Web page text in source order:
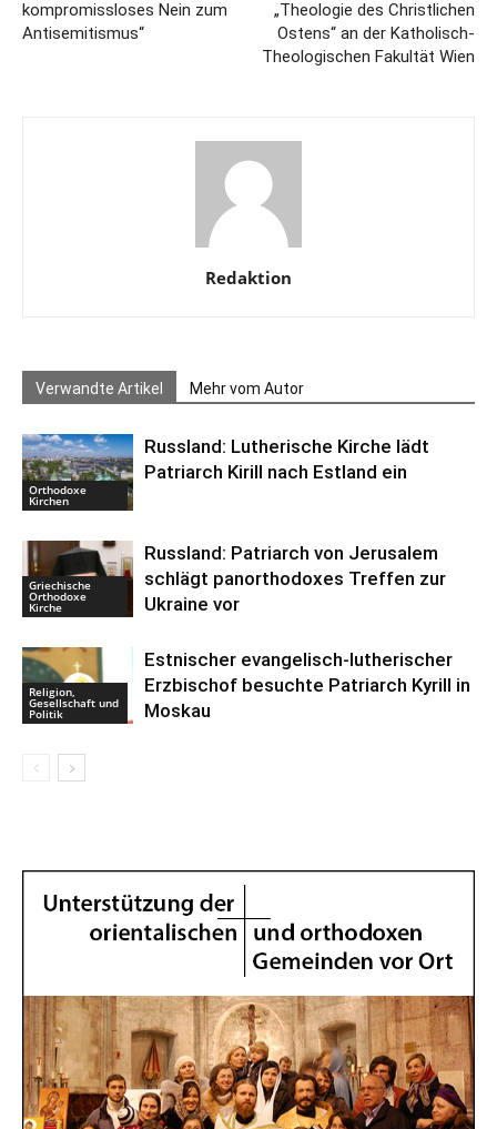
kompromissloses Nein zum
Antisemitismus“
„Theologie des Christlichen
Ostens“ an der Katholisch-
Theologischen Fakultät Wien
Redaktion
Verwandte Artikel Mehr vom Autor
Orthodoxe
Kirchen
Russland: Lutherische Kirche lädt
Patriarch Kirill nach Estland ein
Griechische
Orthodoxe
Kirche
Russland: Patriarch von Jerusalem
schlägt panorthodoxes Treffen zur
Ukraine vor
Religion,
Gesellschaft und
Politik
Estnischer evangelisch-lutherischer
Erzbischof besuchte Patriarch Kyrill in
Moskau